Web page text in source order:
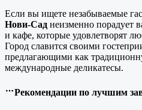
Если вы ищете незабываемые
Нови-Сад неизменно порадует
и кафе, которые удовлетворят
Город славится своими
предлагающими как
международные деликатесы.
Рекомендации по лучшим